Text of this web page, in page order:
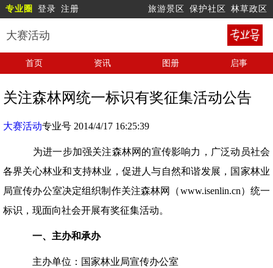
专业圈 登录 注册 旅游景区 保护社区 林草政区
大赛活动
首页 资讯 图册 启事
关注森林网统一标识有奖征集活动公告
大赛活动专业号 2014/4/17 16:25:39
为进一步加强关注森林网的宣传影响力，广泛动员社会
各界关心林业和支持林业，促进人与自然和谐发展，国家林业
局宣传办公室决定组织制作关注森林网（www.isenlin.cn）统一
标识，现面向社会开展有奖征集活动。
一、主办和承办
主办单位：国家林业局宣传办公室